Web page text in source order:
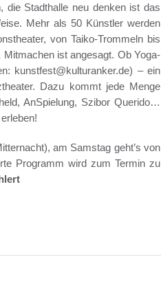
die Stadthalle neu denken ist das
Mehr als 50 Künstler werden
von Taiko-Trommeln bis
ist angesagt. Ob Yoga-
kunstfest@kulturanker.de) – ein
Dazu kommt jede Menge
AnSpielung, Szibor Querido…
am Samstag geht’s von
Programm wird zum Termin zu